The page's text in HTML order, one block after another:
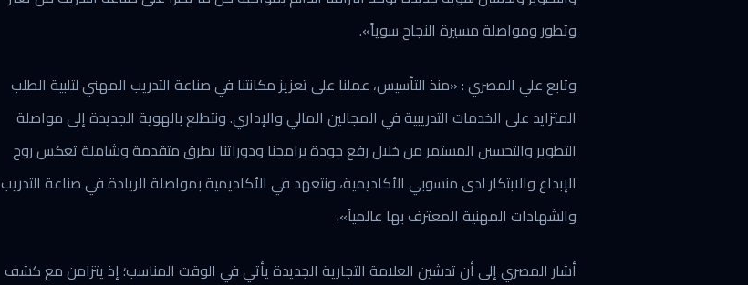
وتطور ومواصلة مسيرة النجاح سوياً».
وتابع علي المصري : «منذ التأسيس، عملنا على تعزيز مكانتنا في صناعة التدريب المهني لتلبية الطلب
المتزايد على الخدمات التدريبية في المجالين المالي والإداري. ونتطلع بالهوية الجديدة إلى مواصلة
التطوير والتحسين المستمر من خلال رفع جودة برامجنا ودوراتنا بطرق متقدمة وشاملة تعكس روح
الإبداع والابتكار لدى منسوبي الأكاديمية، ونتعهد في الأكاديمية بمواصلة الريادة في صناعة التدريب
والشهادات المهنية المعترف بها عالمياً».
أشار المصري إلى أن تدشين العلامة التجارية الجديدة يأتي في الوقت المناسب؛ إذ يتزامن مع كشف